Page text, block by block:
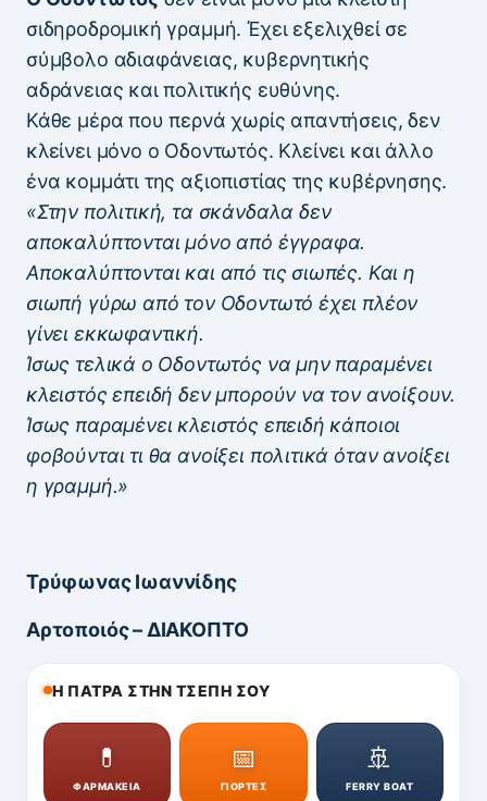
σιδηροδρομική γραμμή. Έχει εξελιχθεί σε
σύμβολο αδιαφάνειας, κυβερνητικής
αδράνειας και πολιτικής ευθύνης.
Κάθε μέρα που περνά χωρίς απαντήσεις, δεν
κλείνει μόνο ο Οδοντωτός. Κλείνει και άλλο
ένα κομμάτι της αξιοπιστίας της κυβέρνησης.
«Στην πολιτική, τα σκάνδαλα δεν
αποκαλύπτονται μόνο από έγγραφα.
Αποκαλύπτονται και από τις σιωπές. Και η
σιωπή γύρω από τον Οδοντωτό έχει πλέον
γίνει εκκωφαντική.
Ίσως τελικά ο Οδοντωτός να μην παραμένει
κλειστός επειδή δεν μπορούν να τον ανοίξουν.
Ίσως παραμένει κλειστός επειδή κάποιοι
φοβούνται τι θα ανοίξει πολιτικά όταν ανοίξει
η γραμμή.»
Τρύφωνας Ιωαννίδης
Αρτοποιός – ΔΙΑΚΟΠΤΟ
Η ΠΑΤΡΑ ΣΤΗΝ ΤΣΕΠΗ ΣΟΥ
💊
ΦΑΡΜΑΚΕΙΑ
📅
ΓΙΟΡΤΕΣ
🚢
FERRY BOAT